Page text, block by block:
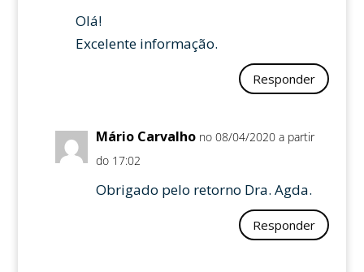
Olá!
Excelente informação.
Responder
Mário Carvalho no 08/04/2020 a partir
do 17:02
Obrigado pelo retorno Dra. Agda.
Responder